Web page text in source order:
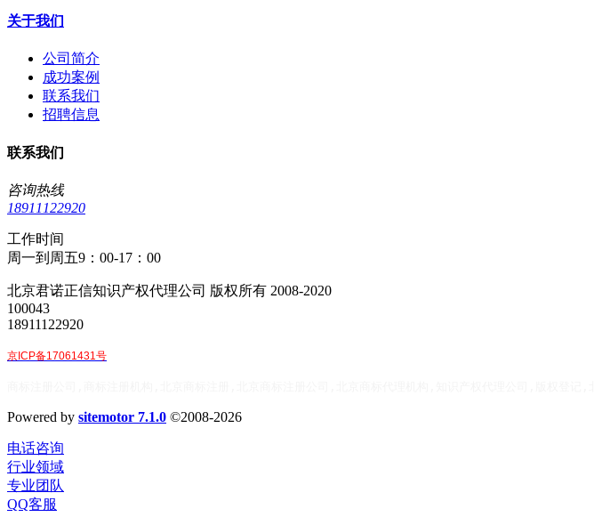
关于我们
公司简介
成功案例
联系我们
招聘信息
联系我们
咨询热线
18911122920
工作时间
周一到周五9：00-17：00
北京君诺正信知识产权代理公司 版权所有 2008-2020
100043
18911122920
京ICP备17061431号
Powered by sitemotor 7.1.0 ©2008-2026
电话咨询
行业领域
专业团队
QQ客服